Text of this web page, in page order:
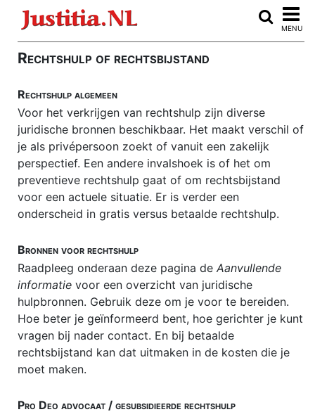
Home
Advocaten vergelijken
Auteursrecht
Burenrecht
CLOUDRECHT
Consumentenkoop
Consumentenrecht
E-discovery
Erfrecht
FAILLISSEMENT
Flex-BV
Gratie
MENU
Rechtshulp of rechtsbijstand
Rechtshulp algemeen
Voor het verkrijgen van rechtshulp zijn diverse
juridische bronnen beschikbaar. Het maakt verschil of
je als privépersoon zoekt of vanuit een zakelijk
perspectief. Een andere invalshoek is of het om
preventieve rechtshulp gaat of om rechtsbijstand
voor een actuele situatie. Er is verder een
onderscheid in gratis versus betaalde rechtshulp.
Bronnen voor rechtshulp
Raadpleeg onderaan deze pagina de Aanvullende
informatie voor een overzicht van juridische
hulpbronnen. Gebruik deze om je voor te bereiden.
Hoe beter je geïnformeerd bent, hoe gerichter je kunt
vragen bij nader contact. En bij betaalde
rechtsbijstand kan dat uitmaken in de kosten die je
moet maken.
Pro Deo advocaat / gesubsidieerde rechtshulp